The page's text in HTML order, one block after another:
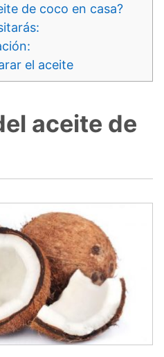
de coco en casa?
el aceite
aceite de